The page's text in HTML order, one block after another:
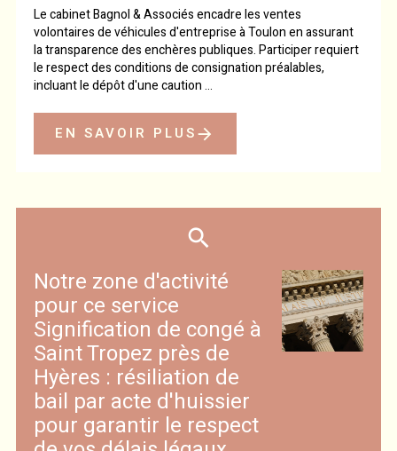
Le cabinet Bagnol & Associés encadre les ventes
volontaires de véhicules d'entreprise à Toulon en assurant
la transparence des enchères publiques. Participer requiert
le respect des conditions de consignation préalables,
incluant le dépôt d'une caution ...
EN SAVOIR PLUS
Notre zone d'activité
pour ce service
Signification de congé à
Saint Tropez près de
Hyères : résiliation de
bail par acte d'huissier
pour garantir le respect